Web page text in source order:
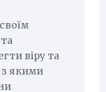
віру та
якими